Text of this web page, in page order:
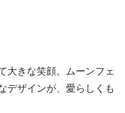
大きな笑顔。ムーンフェ
デザインが、愛らしくも